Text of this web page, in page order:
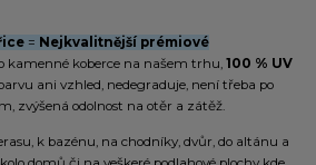
= Nejkvalitnější prémiové
kamenné koberce na našem trhu, 100 % UV
ani vzhled, nedegraduje, není třeba po
zvýšená odolnost na otěr a zátěž.
k bazénu, na chodníky, dvůr, do altánu a